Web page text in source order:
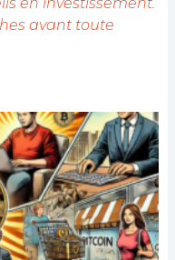
chaque jour
de l'actualité, de
de relayer les
marche.
avant toute